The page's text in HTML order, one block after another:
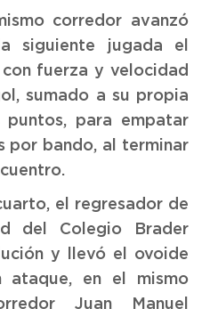
corredor avanzó
siguiente jugada el
fuerza y velocidad
sumado a su propia
para empatar
por bando, al terminar
el regresador de
del Colegio Brader
y llevó el ovoide
ataque, en el mismo
Juan Manuel